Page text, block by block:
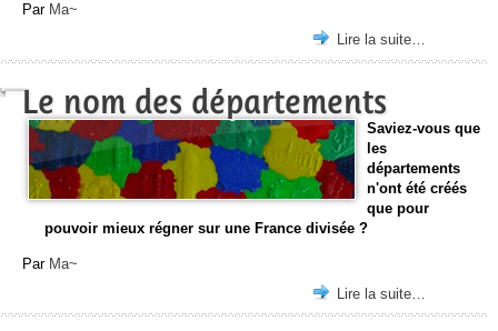
Par Ma~
Lire la suite…
Le nom des départements
Saviez-vous que
les
départements
n'ont été créés
que pour
pouvoir mieux régner sur une France divisée ?
Par Ma~
Lire la suite…